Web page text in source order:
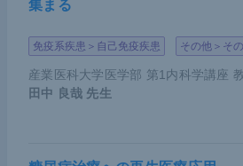
集まる
免疫系疾患＞自己免疫疾患 その他＞そ
産業医科大学医学部 第1内科学講座
田中 良哉 先生